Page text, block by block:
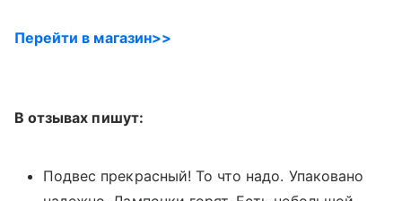
Перейти в магазин>>
В отзывах пишут:
Подвес прекрасный! То что надо. Упаковано